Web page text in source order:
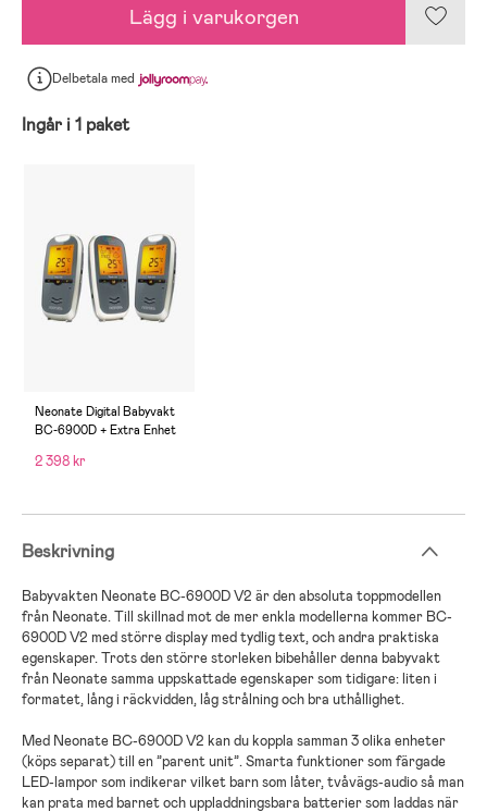
Lägg i varukorgen
Delbetalamed
Ingår i 1 paket
Neonate Digital Babyvakt
BC-6900D + Extra Enhet
2 398 kr
Beskrivning
Babyvakten Neonate BC-6900D V2 är den absoluta toppmodellen
från Neonate. Till skillnad mot de mer enkla modellerna kommer BC-
6900D V2 med större display med tydlig text, och andra praktiska
egenskaper. Trots den större storleken bibehåller denna babyvakt
från Neonate samma uppskattade egenskaper som tidigare: liten i
formatet, lång i räckvidden, låg strålning och bra uthållighet.
Med Neonate BC-6900D V2 kan du koppla samman 3 olika enheter
(köps separat) till en ”parent unit”. Smarta funktioner som färgade
LED-lampor som indikerar vilket barn som låter, tvåvägs-audio så man
kan prata med barnet och uppladdningsbara batterier som laddas när